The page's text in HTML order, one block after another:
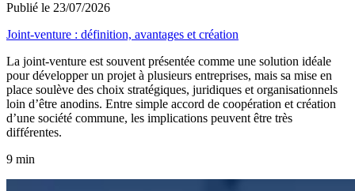
Publié le 23/07/2026
Joint-venture : définition, avantages et création
La joint-venture est souvent présentée comme une solution idéale
pour développer un projet à plusieurs entreprises, mais sa mise en
place soulève des choix stratégiques, juridiques et organisationnels
loin d’être anodins. Entre simple accord de coopération et création
d’une société commune, les implications peuvent être très
différentes.
9 min